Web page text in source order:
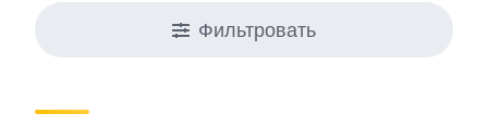
Фильтровать